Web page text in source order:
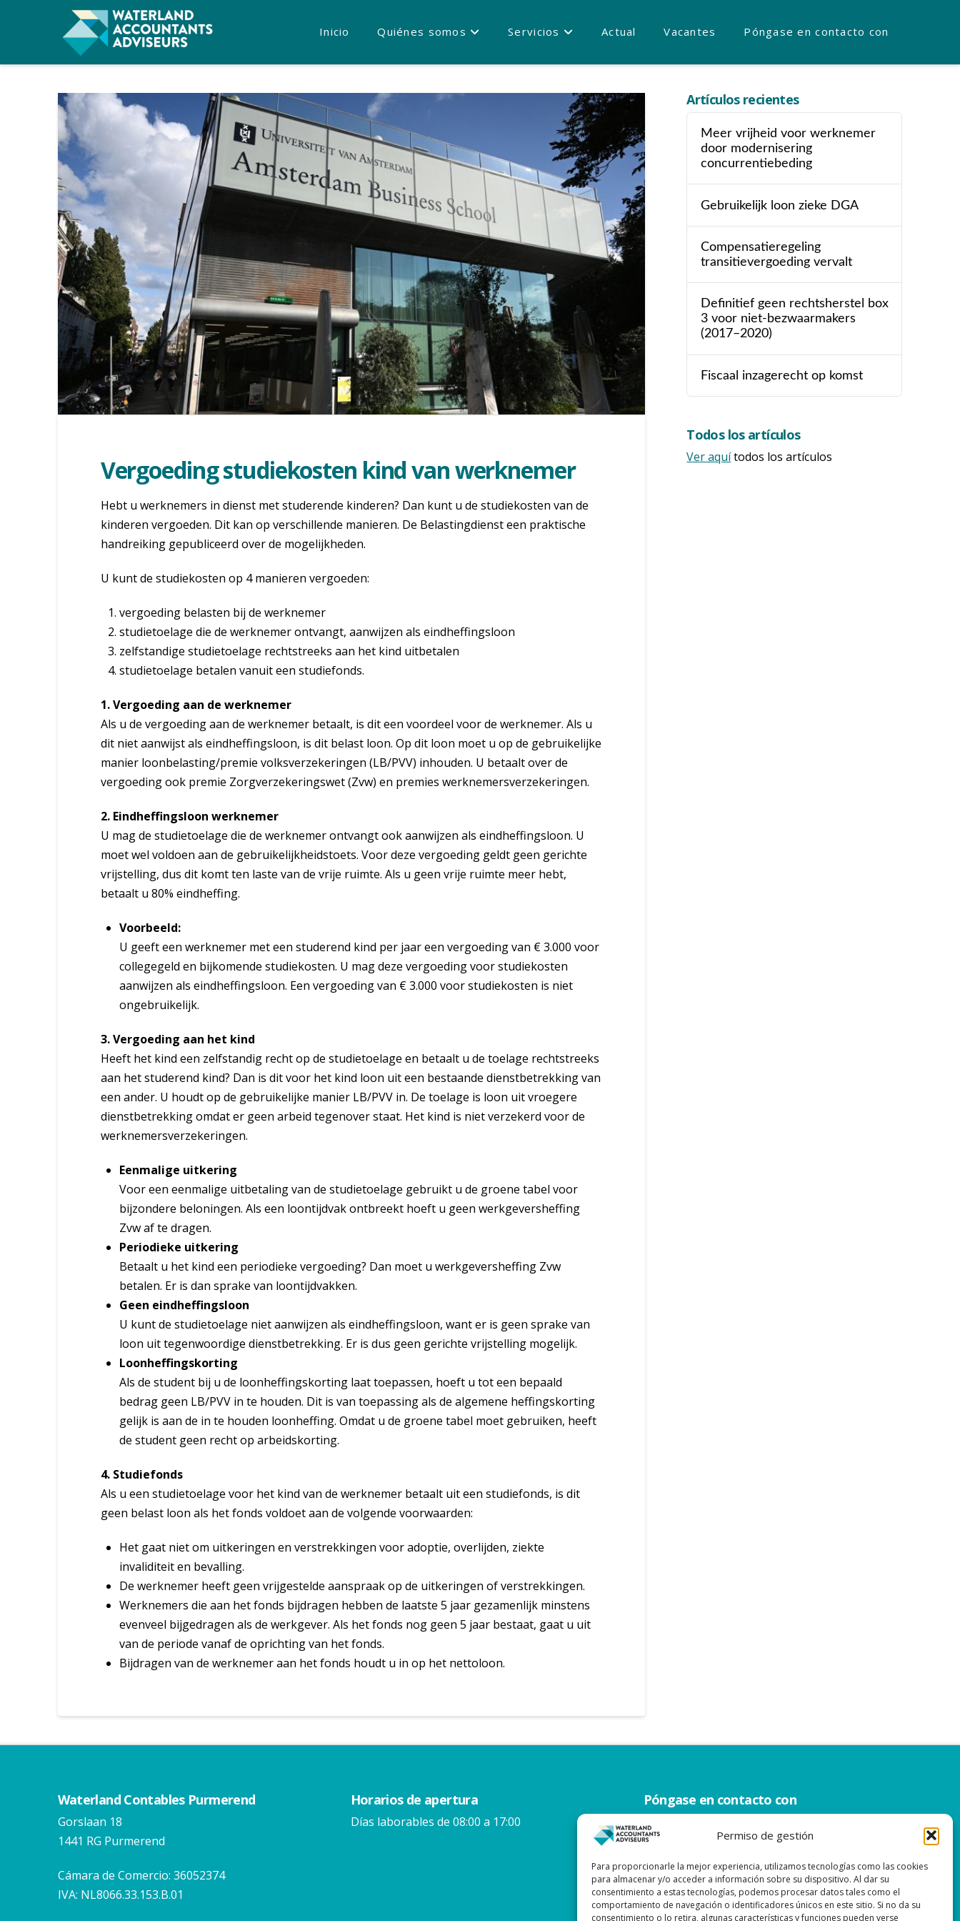
Permiso de gestión
Para proporcionarle la mejor experiencia, utilizamos tecnologías como las cookies
para almacenar y/o acceder a información sobre su dispositivo. Al dar su
consentimiento a estas tecnologías, podemos procesar datos tales como el
comportamiento de navegación o identificadores únicos en este sitio. Si no da su
consentimiento o lo retira, algunas características y funciones pueden verse
Inicio Quiénes somos Servicios Actual Vacantes Póngase en contacto con
Vergoeding studiekosten kind van werknemer
Hebt u werknemers in dienst met studerende kinderen? Dan kunt u de studiekosten van de
kinderen vergoeden. Dit kan op verschillende manieren. De Belastingdienst een praktische
handreiking gepubliceerd over de mogelijkheden.
U kunt de studiekosten op 4 manieren vergoeden:
vergoeding belasten bij de werknemer
studietoelage die de werknemer ontvangt, aanwijzen als eindheffingsloon
zelfstandige studietoelage rechtstreeks aan het kind uitbetalen
studietoelage betalen vanuit een studiefonds.
1. Vergoeding aan de werknemer
Als u de vergoeding aan de werknemer betaalt, is dit een voordeel voor de werknemer. Als u
dit niet aanwijst als eindheffingsloon, is dit belast loon. Op dit loon moet u op de gebruikelijke
manier loonbelasting/premie volksverzekeringen (LB/PVV) inhouden. U betaalt over de
vergoeding ook premie Zorgverzekeringswet (Zvw) en premies werknemersverzekeringen.
2. Eindheffingsloon werknemer
U mag de studietoelage die de werknemer ontvangt ook aanwijzen als eindheffingsloon. U
moet wel voldoen aan de gebruikelijkheidstoets. Voor deze vergoeding geldt geen gerichte
vrijstelling, dus dit komt ten laste van de vrije ruimte. Als u geen vrije ruimte meer hebt,
betaalt u 80% eindheffing.
Voorbeeld:
U geeft een werknemer met een studerend kind per jaar een vergoeding van € 3.000 voor
collegegeld en bijkomende studiekosten. U mag deze vergoeding voor studiekosten
aanwijzen als eindheffingsloon. Een vergoeding van € 3.000 voor studiekosten is niet
ongebruikelijk.
3. Vergoeding aan het kind
Heeft het kind een zelfstandig recht op de studietoelage en betaalt u de toelage rechtstreeks
aan het studerend kind? Dan is dit voor het kind loon uit een bestaande dienstbetrekking van
een ander. U houdt op de gebruikelijke manier LB/PVV in. De toelage is loon uit vroegere
dienstbetrekking omdat er geen arbeid tegenover staat. Het kind is niet verzekerd voor de
werknemersverzekeringen.
Eenmalige uitkering
Voor een eenmalige uitbetaling van de studietoelage gebruikt u de groene tabel voor
bijzondere beloningen. Als een loontijdvak ontbreekt hoeft u geen werkgeversheffing
Zvw af te dragen.
Periodieke uitkering
Betaalt u het kind een periodieke vergoeding? Dan moet u werkgeversheffing Zvw
betalen. Er is dan sprake van loontijdvakken.
Geen eindheffingsloon
U kunt de studietoelage niet aanwijzen als eindheffingsloon, want er is geen sprake van
loon uit tegenwoordige dienstbetrekking. Er is dus geen gerichte vrijstelling mogelijk.
Loonheffingskorting
Als de student bij u de loonheffingskorting laat toepassen, hoeft u tot een bepaald
bedrag geen LB/PVV in te houden. Dit is van toepassing als de algemene heffingskorting
gelijk is aan de in te houden loonheffing. Omdat u de groene tabel moet gebruiken, heeft
de student geen recht op arbeidskorting.
4. Studiefonds
Als u een studietoelage voor het kind van de werknemer betaalt uit een studiefonds, is dit
geen belast loon als het fonds voldoet aan de volgende voorwaarden:
Het gaat niet om uitkeringen en verstrekkingen voor adoptie, overlijden, ziekte
invaliditeit en bevalling.
De werknemer heeft geen vrijgestelde aanspraak op de uitkeringen of verstrekkingen.
Werknemers die aan het fonds bijdragen hebben de laatste 5 jaar gezamenlijk minstens
evenveel bijgedragen als de werkgever. Als het fonds nog geen 5 jaar bestaat, gaat u uit
van de periode vanaf de oprichting van het fonds.
Bijdragen van de werknemer aan het fonds houdt u in op het nettoloon.
Artículos recientes
Meer vrijheid voor werknemer
door modernisering
concurrentiebeding
Gebruikelijk loon zieke DGA
Compensatieregeling
transitievergoeding vervalt
Definitief geen rechtsherstel box
3 voor niet-bezwaarmakers
(2017–2020)
Fiscaal inzagerecht op komst
Todos los artículos
Ver aquítodos los artículos
Waterland Contables Purmerend
Gorslaan 18
1441 RG Purmerend
Cámara de Comercio: 36052374
IVA: NL8066.33.153.B.01
Horarios de apertura
Días laborables de 08:00 a 17:00
Póngase en contacto con
info@watacc.nl